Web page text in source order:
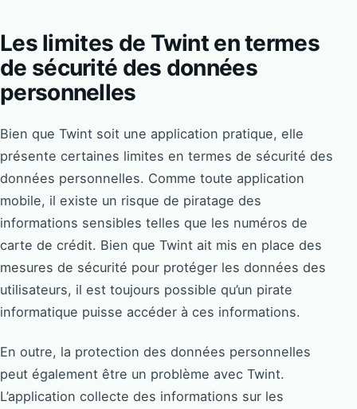
Les limites de Twint en termes
de sécurité des données
personnelles
Bien que Twint soit une application pratique, elle
présente certaines limites en termes de sécurité des
données personnelles. Comme toute application
mobile, il existe un risque de piratage des
informations sensibles telles que les numéros de
carte de crédit. Bien que Twint ait mis en place des
mesures de sécurité pour protéger les données des
utilisateurs, il est toujours possible qu’un pirate
informatique puisse accéder à ces informations.
En outre, la protection des données personnelles
peut également être un problème avec Twint.
L’application collecte des informations sur les